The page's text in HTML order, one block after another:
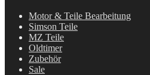
Motor & Teile Bearbeitung
Simson Teile
MZ Teile
Oldtimer
Zubehör
Sale